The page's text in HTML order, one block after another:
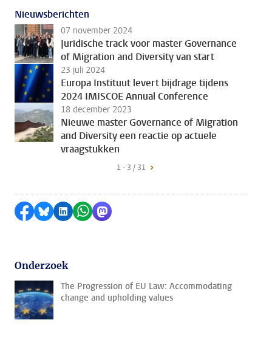
Nieuwsberichten
07 november 2024
Juridische track voor master Governance
of Migration and Diversity van start
23 juli 2024
Europa Instituut levert bijdrage tijdens
2024 IMISCOE Annual Conference
18 december 2023
Nieuwe master Governance of Migration
and Diversity een reactie op actuele
vraagstukken
1 - 3 / 31
Delen op Facebook
Delen via Bluesky
Delen op LinkedIn
Delen via WhatsApp
Delen via Mastodon
Onderzoek
The Progression of EU Law: Accommodating
change and upholding values